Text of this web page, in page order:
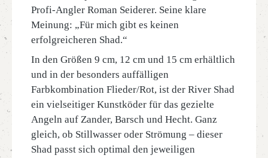
Profi-Angler Roman Seiderer. Seine klare
Meinung: „Für mich gibt es keinen
erfolgreicheren Shad.“
In den Größen 9 cm, 12 cm und 15 cm erhältlich
und in der besonders auffälligen
Farbkombination Flieder/Rot, ist der River Shad
ein vielseitiger Kunstköder für das gezielte
Angeln auf Zander, Barsch und Hecht. Ganz
gleich, ob Stillwasser oder Strömung – dieser
Shad passt sich optimal den jeweiligen